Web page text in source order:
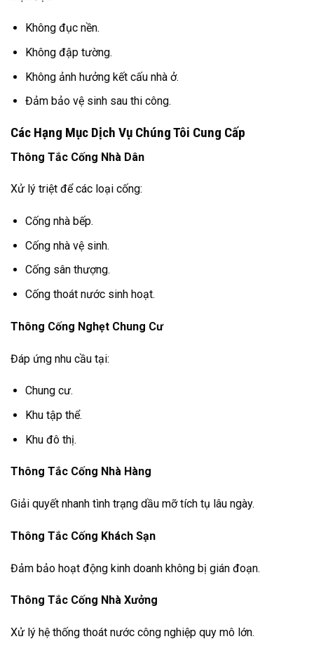
Không đục nền.
Không đập tường.
Không ảnh hưởng kết cấu nhà ở.
Đảm bảo vệ sinh sau thi công.
Các Hạng Mục Dịch Vụ Chúng Tôi Cung Cấp
Thông Tắc Cống Nhà Dân
Xử lý triệt để các loại cống:
Cống nhà bếp.
Cống nhà vệ sinh.
Cống sân thượng.
Cống thoát nước sinh hoạt.
Thông Cống Nghẹt Chung Cư
Đáp ứng nhu cầu tại:
Chung cư.
Khu tập thể.
Khu đô thị.
Thông Tắc Cống Nhà Hàng
Giải quyết nhanh tình trạng dầu mỡ tích tụ lâu ngày.
Thông Tắc Cống Khách Sạn
Đảm bảo hoạt động kinh doanh không bị gián đoạn.
Thông Tắc Cống Nhà Xưởng
Xử lý hệ thống thoát nước công nghiệp quy mô lớn.